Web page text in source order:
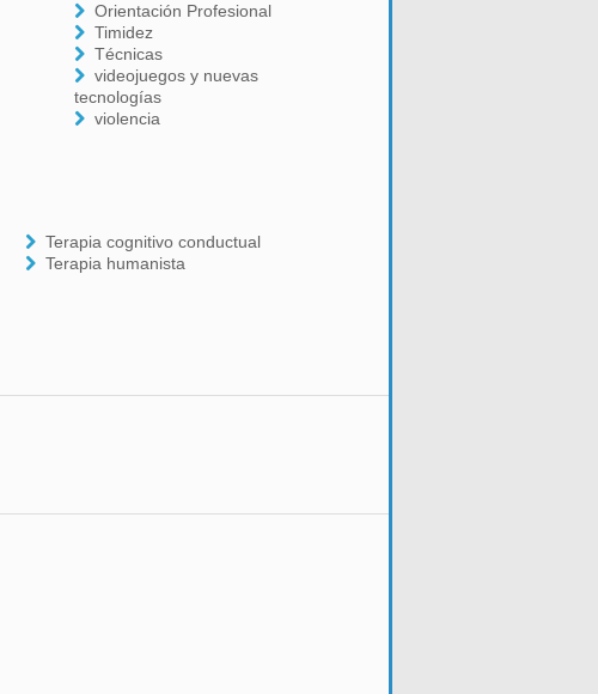
Orientación Profesional
Timidez
Técnicas
videojuegos y nuevas
tecnologías
violencia
Terapia cognitivo conductual
Terapia humanista